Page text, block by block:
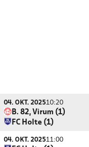
04. OKT. 202510:20
B. 82, Virum (1)
FC Holte (1)
04. OKT. 202511:00